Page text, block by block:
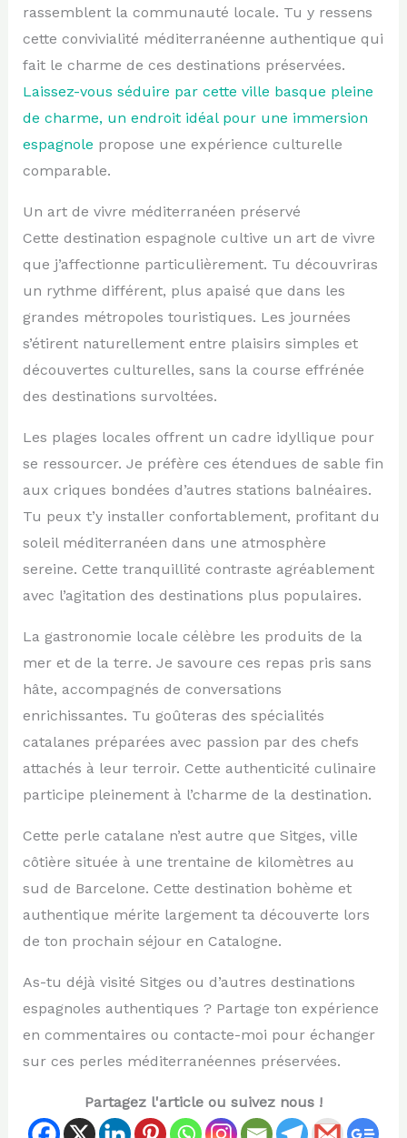
rassemblent la communauté locale. Tu y ressens
cette convivialité méditerranéenne authentique qui
fait le charme de ces destinations préservées.
Laissez-vous séduire par cette ville basque pleine
de charme, un endroit idéal pour une immersion
espagnole propose une expérience culturelle
comparable.
Un art de vivre méditerranéen préservé
Cette destination espagnole cultive un art de vivre
que j’affectionne particulièrement. Tu découvriras
un rythme différent, plus apaisé que dans les
grandes métropoles touristiques. Les journées
s’étirent naturellement entre plaisirs simples et
découvertes culturelles, sans la course effrénée
des destinations survoltées.
Les plages locales offrent un cadre idyllique pour
se ressourcer. Je préfère ces étendues de sable fin
aux criques bondées d’autres stations balnéaires.
Tu peux t’y installer confortablement, profitant du
soleil méditerranéen dans une atmosphère
sereine. Cette tranquillité contraste agréablement
avec l’agitation des destinations plus populaires.
La gastronomie locale célèbre les produits de la
mer et de la terre. Je savoure ces repas pris sans
hâte, accompagnés de conversations
enrichissantes. Tu goûteras des spécialités
catalanes préparées avec passion par des chefs
attachés à leur terroir. Cette authenticité culinaire
participe pleinement à l’charme de la destination.
Cette perle catalane n’est autre que Sitges, ville
côtière située à une trentaine de kilomètres au
sud de Barcelone. Cette destination bohème et
authentique mérite largement ta découverte lors
de ton prochain séjour en Catalogne.
As-tu déjà visité Sitges ou d’autres destinations
espagnoles authentiques ? Partage ton expérience
en commentaires ou contacte-moi pour échanger
sur ces perles méditerranéennes préservées.
Partagez l'article ou suivez nous !